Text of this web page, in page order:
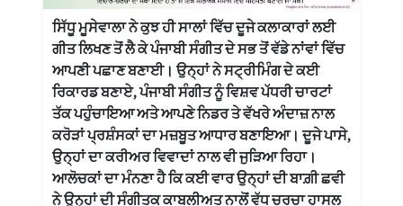
ਸਿੱਧੂ ਮੂਸੇਵਾਲਾ ਨੇ ਕੁਝ ਹੀ ਸਾਲਾਂ ਵਿੱਚ ਦੂਜੇ ਕਲਾਕਾਰਾਂ ਲਈ
ਗੀਤ ਲਿਖਣ ਤੋਂ ਲੈ ਕੇ ਪੰਜਾਬੀ ਸੰਗੀਤ ਦੇ ਸਭ ਤੋਂ ਵੱਡੇ ਨਾਂਵਾਂ ਵਿੱਚ
ਆਪਣੀ ਪਛਾਣ ਬਣਾਈ। ਉਨ੍ਹਾਂ ਨੇ ਸਟ੍ਰੀਮਿੰਗ ਦੇ ਕਈ
ਰਿਕਾਰਡ ਬਣਾਏ, ਪੰਜਾਬੀ ਸੰਗੀਤ ਨੂੰ ਵਿਸ਼ਵ ਪੱਧਰੀ ਚਾਰਟਾਂ
ਤੱਕ ਪਹੁੰਚਾਇਆ ਅਤੇ ਆਪਣੇ ਨਿਡਰ ਤੇ ਵੱਖਰੇ ਅੰਦਾਜ਼ ਨਾਲ
ਕਰੋੜਾਂ ਪ੍ਰਸ਼ੰਸਕਾਂ ਦਾ ਮਜ਼ਬੂਤ ਆਧਾਰ ਬਣਾਇਆ। ਦੂਜੇ ਪਾਸੇ,
ਉਨ੍ਹਾਂ ਦਾ ਕਰੀਅਰ ਵਿਵਾਦਾਂ ਨਾਲ ਵੀ ਜੁੜਿਆ ਰਿਹਾ।
ਆਲੋਚਕਾਂ ਦਾ ਮੰਨਣਾ ਹੈ ਕਿ ਕਈ ਵਾਰ ਉਨ੍ਹਾਂ ਦੀ ਬਾਗ਼ੀ ਛਵੀ
ਨੇ ਉਨ੍ਹਾਂ ਦੀ ਸੰਗੀਤਕ ਕਾਬਲੀਅਤ ਨਾਲੋਂ ਵੱਧ ਚਰਚਾ ਹਾਸਲ